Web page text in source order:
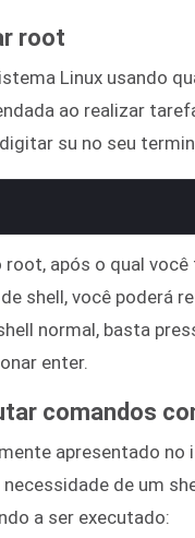
root
Linux usando
ao realizar
su no seu
após o qual
shell, você poderá
normal, basta
enter.
comandos
apresentado
de um
a ser executado: